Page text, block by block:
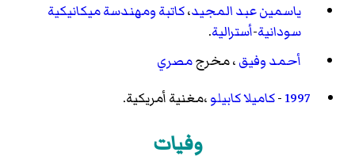
ياسمين عبد المجيد،كاتبةومهندسة ميكانيكية
سودانية-أسترالية.
أحمد وفيق، مخرجمصري
1997
-كاميلا كابيلو،مغنية أمريكية.
وفيات